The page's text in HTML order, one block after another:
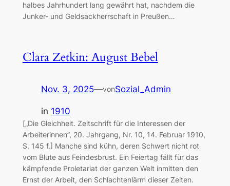
halbes Jahrhundert lang gewährt hat, nachdem die
Junker- und Geldsackherrschaft in Preußen…
Clara Zetkin: August Bebel
Nov. 3, 2025—vonSozial_Admin
in 1910
[„Die Gleichheit. Zeitschrift für die Interessen der
Arbeiterinnen”, 20. Jahrgang, Nr. 10, 14. Februar 1910,
S. 145 f.] Manche sind kühn, deren Schwert nicht rot
vom Blute aus Feindesbrust. Ein Feiertag fällt für das
kämpfende Proletariat der ganzen Welt inmitten den
Ernst der Arbeit, den Schlachtenlärm dieser Zeiten.